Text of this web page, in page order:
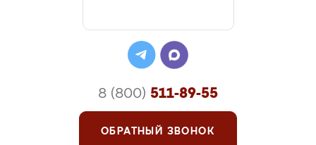
8 (800) 511-89-55
ОБРАТНЫЙ ЗВОНОК